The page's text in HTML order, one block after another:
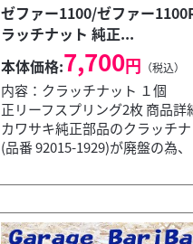
ゼファー1100/ゼファー
ラッチナット 純正...
本体価格:7,700円 （税込）
内容：クラッチナット １
正リーフスプリング2枚 商品詳
カワサキ純正部品のクラッチ
(品番 92015-1929)が廃盤の為、